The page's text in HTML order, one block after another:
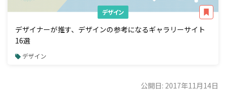
デザイン
デザイナーが推す、デザインの参考になるギャラリーサイト
16選
デザイン
公開日: 2017年11月14日